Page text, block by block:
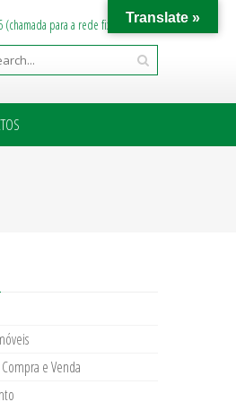
(chamada para a rede fixa nacional)
e Venda
Translate »